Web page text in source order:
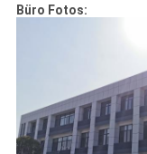
Büro Fotos: